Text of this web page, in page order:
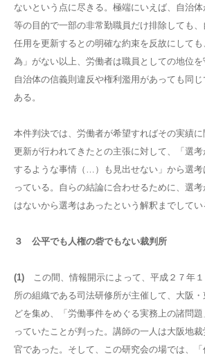
ないという点に尽きる。極端にいえば、自治
等の目的で一部の非常勤職員だけ排除しても
任用を更新するとの明確な約束を反故にして
為」がない以上、労働者は職員としての地位を
自治体の信義則違反や権利濫用があっても同
ある。
本件判決では、労働者が希望すればその実績
更新が行われてきたとの主張に対して、「選
するような事情（…）も見出せない」から選
っている。自らの結論に合わせるために、選
はないから選考はあったという解釈までしてい
３ 公平でも人権の砦でもない裁判所
(1) この間、情報開示によって、平成２７年
所の組織である司法研修所が主催して、大阪
どを集め、「労働事件をめぐる実務上の諸問
っていたことが判った。講師の一人は大阪地
官であった。そして、この研究会の場では、